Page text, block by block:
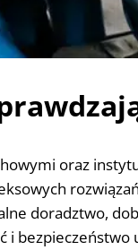
oraz
doradztwo,
i